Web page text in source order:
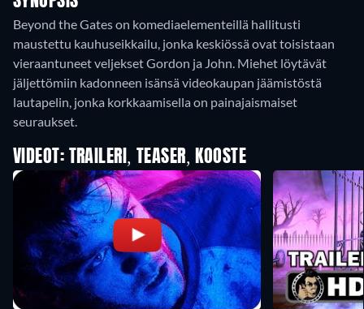
Beyond the Gates on komediaelementeillä hallitusti
maustettu kauhuseikkailu, jonka keskiössä ovat toisistaan
vieraantuneet veljekset Gordon ja John. Miehet löytävät
jäljettömiin kadonneen isänsä videokaupan jäämistöstä
lautapelin, jonka korkkaamisella on painajaismaiset
seuraukset.
VIDEOT: TRAILERI, TEASER, KOOSTE